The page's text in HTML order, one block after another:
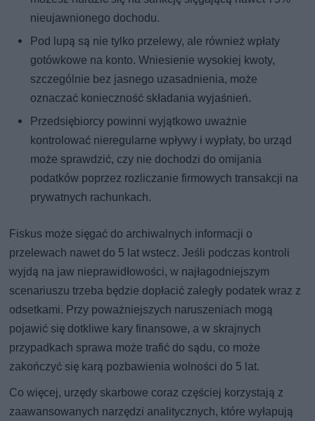
nieujawnionego dochodu.
Pod lupą są nie tylko przelewy, ale również wpłaty
gotówkowe na konto. Wniesienie wysokiej kwoty,
szczególnie bez jasnego uzasadnienia, może
oznaczać konieczność składania wyjaśnień.
Przedsiębiorcy powinni wyjątkowo uważnie
kontrolować nieregularne wpływy i wypłaty, bo urząd
może sprawdzić, czy nie dochodzi do omijania
podatków poprzez rozliczanie firmowych transakcji na
prywatnych rachunkach.
Fiskus może sięgać do archiwalnych informacji o
przelewach nawet do 5 lat wstecz. Jeśli podczas kontroli
wyjdą na jaw nieprawidłowości, w najłagodniejszym
scenariuszu trzeba będzie dopłacić zaległy podatek wraz z
odsetkami. Przy poważniejszych naruszeniach mogą
pojawić się dotkliwe kary finansowe, a w skrajnych
przypadkach sprawa może trafić do sądu, co może
zakończyć się karą pozbawienia wolności do 5 lat.
Co więcej, urzędy skarbowe coraz częściej korzystają z
zaawansowanych narzędzi analitycznych, które wyłapują